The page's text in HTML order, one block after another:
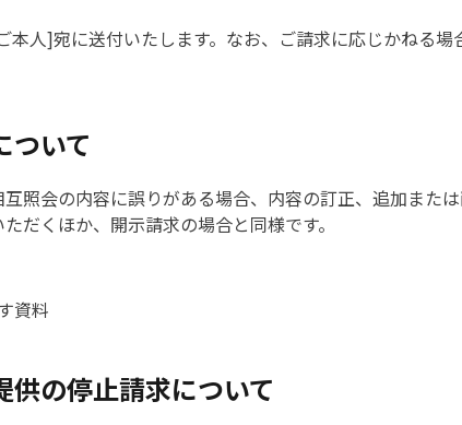
人]宛に送付いたします。なお、ご請求に応じかねる
ついて
照会の内容に誤りがある場合、内容の訂正、追加または
だくほか、開示請求の場合と同様です。
資料
の停止請求について